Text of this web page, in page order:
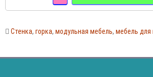
Стенка, горка, модульная мебель, мебель для